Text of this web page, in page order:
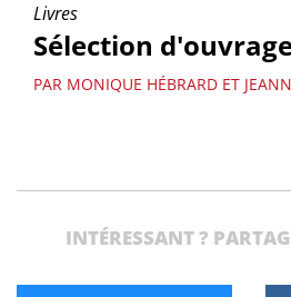
Livres
Sélection
PAR MONIQUE HÉBRARD ET
INTÉRESSANT ?